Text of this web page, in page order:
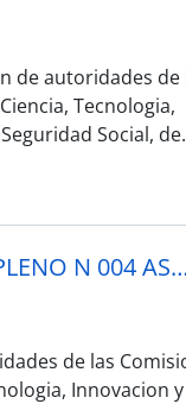
de autoridades de
Tecnologia,
Social, de
005_MOCION DIANA JACOME_26-05-25SESION DEL PLENO N 004 ASAMBLEA NACIONAL 2025-2027
de las
Innovacion y